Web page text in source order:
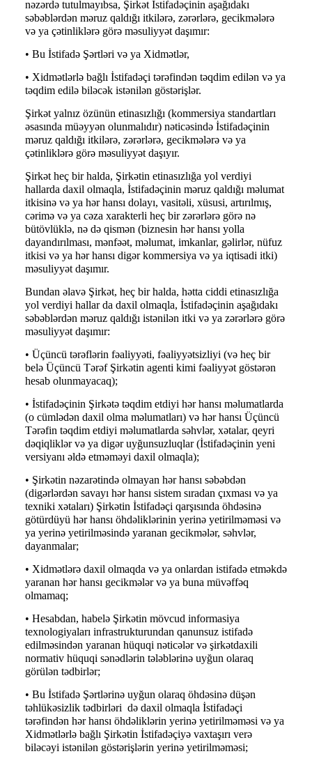
nəzərdə tutulmayıbsa, Şirkət İstifadəçinin aşağıdakı
səbəblərdən məruz qaldığı itkilərə, zərərlərə, gecikmələrə
və ya çətinliklərə görə məsuliyyət daşımır:
• Bu İstifadə Şərtləri və ya Xidmətlər,
• Xidmətlərlə bağlı İstifadəçi tərəfindən təqdim edilən və ya
təqdim edilə biləcək istənilən göstərişlər.
Şirkət yalnız özünün etinasızlığı (kommersiya standartları
əsasında müəyyən olunmalıdır) nəticəsində İstifadəçinin
məruz qaldığı itkilərə, zərərlərə, gecikmələrə və ya
çətinliklərə görə məsuliyyət daşıyır.
Şirkət heç bir halda, Şirkətin etinasızlığa yol verdiyi
hallarda daxil olmaqla, İstifadəçinin məruz qaldığı məlumat
itkisinə və ya hər hansı dolayı, vasitəli, xüsusi, artırılmış,
cərimə və ya cəza xarakterli heç bir zərərlərə görə nə
bütövlüklə, nə də qismən (biznesin hər hansı yolla
dayandırılması, mənfəət, məlumat, imkanlar, gəlirlər, nüfuz
itkisi və ya hər hansı digər kommersiya və ya iqtisadi itki)
məsuliyyət daşımır.
Bundan əlavə Şirkət, heç bir halda, hətta ciddi etinasızlığa
yol verdiyi hallar da daxil olmaqla, İstifadəçinin aşağıdakı
səbəblərdən məruz qaldığı istənilən itki və ya zərərlərə görə
məsuliyyət daşımır:
• Üçüncü tərəflərin fəaliyyəti, fəaliyyətsizliyi (və heç bir
belə Üçüncü Tərəf Şirkətin agenti kimi fəaliyyət göstərən
hesab olunmayacaq);
• İstifadəçinin Şirkətə təqdim etdiyi hər hansı məlumatlarda
(o cümlədən daxil olma məlumatları) və hər hansı Üçüncü
Tərəfin təqdim etdiyi məlumatlarda səhvlər, xətalar, qeyri
dəqiqliklər və ya digər uyğunsuzluqlar (İstifadəçinin yeni
versiyanı əldə etməməyi daxil olmaqla);
• Şirkətin nəzarətində olmayan hər hansı səbəbdən
(digərlərdən savayı hər hansı sistem sıradan çıxması və ya
texniki xətaları) Şirkətin İstifadəçi qarşısında öhdəsinə
götürdüyü hər hansı öhdəliklərinin yerinə yetirilməməsi və
ya yerinə yetirilməsində yaranan gecikmələr, səhvlər,
dayanmalar;
• Xidmətlərə daxil olmaqda və ya onlardan istifadə etməkdə
yaranan hər hansı gecikmələr və ya buna müvəffəq
olmamaq;
• Hesabdan, habelə Şirkətin mövcud informasiya
texnologiyaları infrastrukturundan qanunsuz istifadə
edilməsindən yaranan hüquqi nəticələr və şirkətdaxili
normativ hüquqi sənədlərin tələblərinə uyğun olaraq
görülən tədbirlər;
• Bu İstifadə Şərtlərinə uyğun olaraq öhdəsinə düşən
təhlükəsizlik tədbirləri də daxil olmaqla İstifadəçi
tərəfindən hər hansı öhdəliklərin yerinə yetirilməməsi və ya
Xidmətlərlə bağlı Şirkətin İstifadəçiyə vaxtaşırı verə
biləcəyi istənilən göstərişlərin yerinə yetirilməməsi;